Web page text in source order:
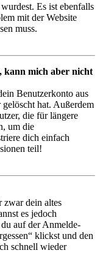
Es ist ebenfalls
mit der Website
muss.
kann mich aber nicht
Benutzerkonto aus
hat. Außerdem
die für längere
um die
dich einfach
teil!
dein altes
es jedoch
auf der Anmelde-
klickst und den
schnell wieder